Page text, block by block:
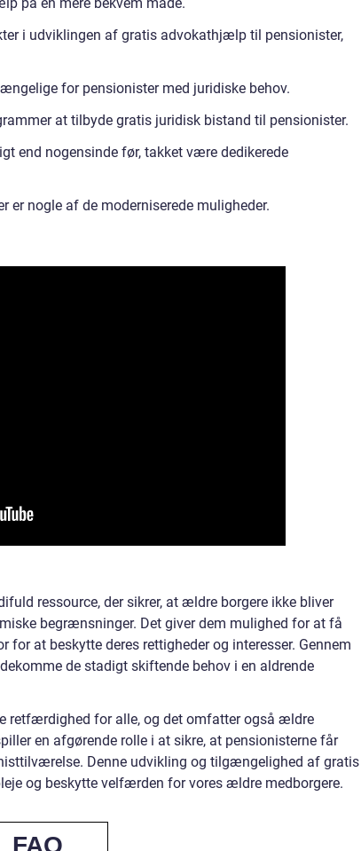
i udviklingen af gratis advokathjælp til pensionister,
for pensionister med juridiske behov.
at tilbyde gratis juridisk bistand til pensionister.
end nogensinde før, takket være dedikerede
nogle af de moderniserede muligheder.
ressource, der sikrer, at ældre borgere ikke bliver
begrænsninger. Det giver dem mulighed for at få
at beskytte deres rettigheder og interesser. Gennem
de stadigt skiftende behov i en aldrende
retfærdighed for alle, og det omfatter også ældre
en afgørende rolle i at sikre, at pensionisterne får
Denne udvikling og tilgængelighed af gratis
og beskytte velfærden for vores ældre medborgere.
FAQ